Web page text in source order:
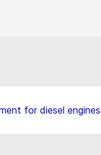
for diesel engines